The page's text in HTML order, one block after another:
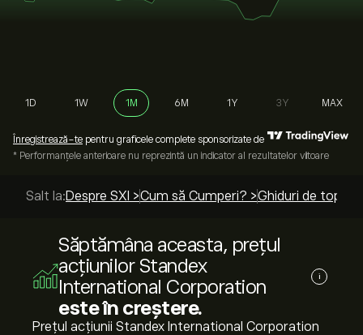
1D 1W 1M 6M 1Y 3Y MAX
Înregistrează-te pentru graficele complete sponsorizate de
* Performanțele anterioare nu reprezintă un indicator al rezultatelor viitoare
Salt la:Despre SXI >Cum să Cumperi? >Ghiduri de top >
Săptămâna aceasta, prețul
acțiunilor Standex
International Corporation
este în creștere.
i
Prețul acțiunii Standex International Corporation